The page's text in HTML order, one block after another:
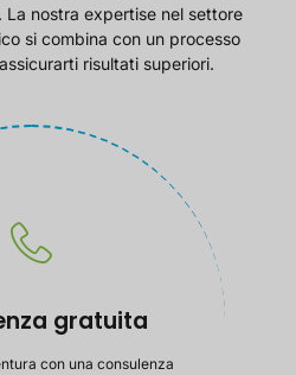
nostra expertise nel settore
si combina con un processo
risultati superiori.
gratuita
con una consulenza